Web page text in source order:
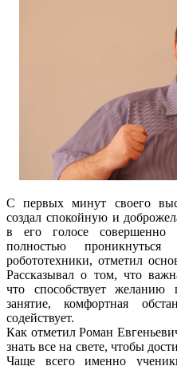
С первых минут своего
создал спокойную и
в его голосе совершенно
полностью
робототехники, отметил
Рассказывал о том, что
что способствует желанию
занятие, комфортная
содействует.
Как отметил Роман
знать все на свете, чтобы
Чаще всего именно